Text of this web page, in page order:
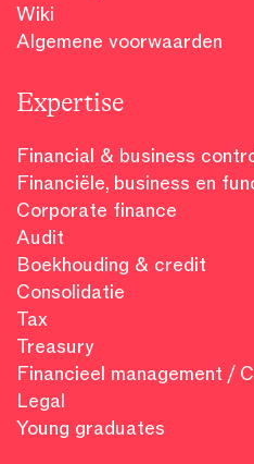
Wiki
Algemene voorwaarden
Expertise
Financial & business
Financiële, business en
Corporate finance
Audit
Boekhouding & credit
Consolidatie
Tax
Treasury
Financieel management /
Legal
Young graduates